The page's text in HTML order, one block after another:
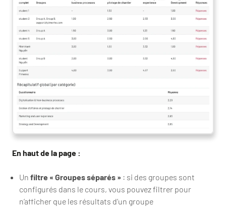
En haut de la page :
Un filtre « Groupes séparés » : si des groupes sont
configurés dans le cours, vous pouvez filtrer pour
n’afficher que les résultats d’un groupe